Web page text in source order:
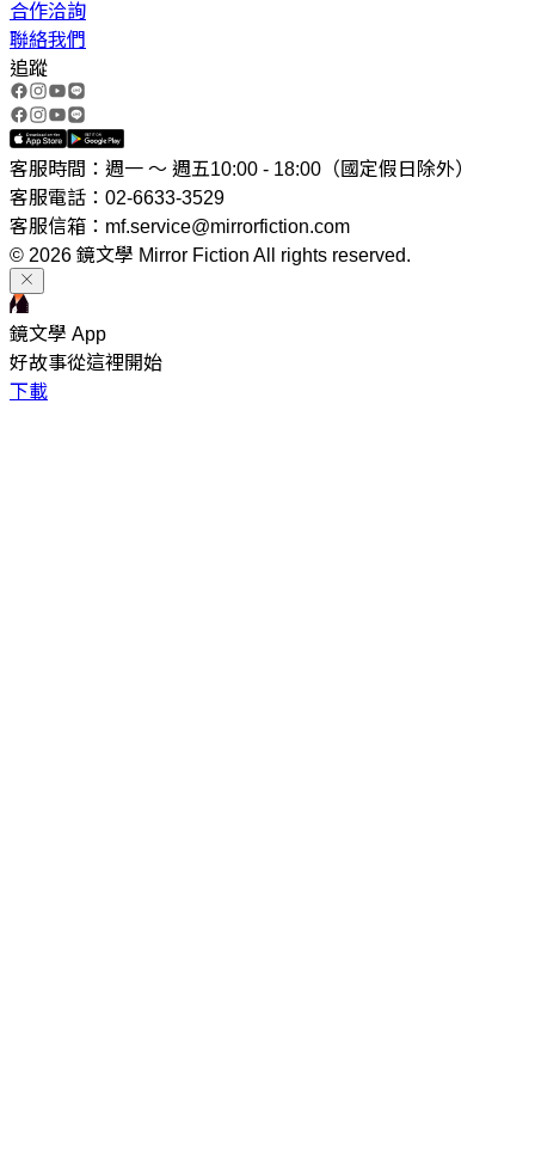
合作洽詢
聯絡我們
追蹤
客服時間：週一 ～ 週五10:00 - 18:00（國定假日除外）
客服電話：02-6633-3529
客服信箱：mf.service@mirrorfiction.com
© 2026 鏡文學 Mirror Fiction All rights reserved.
鏡文學 App
好故事從這裡開始
下載